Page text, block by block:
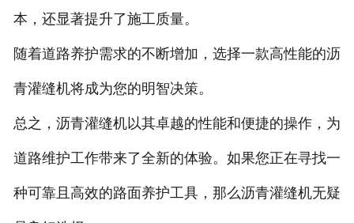
本，还显著提升了施工质量。
随着道路养护需求的不断增加，选择一款高性能的沥
青灌缝机将成为您的明智决策。
总之，沥青灌缝机以其卓越的性能和便捷的操作，为
道路维护工作带来了全新的体验。如果您正在寻找一
种可靠且高效的路面养护工具，那么沥青灌缝机无疑